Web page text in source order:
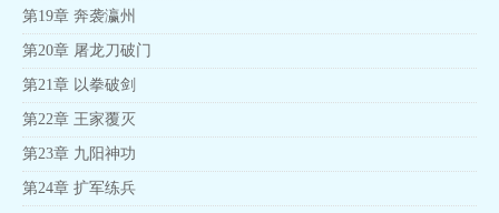
第19章 奔袭瀛州
第20章 屠龙刀破门
第21章 以拳破剑
第22章 王家覆灭
第23章 九阳神功
第24章 扩军练兵